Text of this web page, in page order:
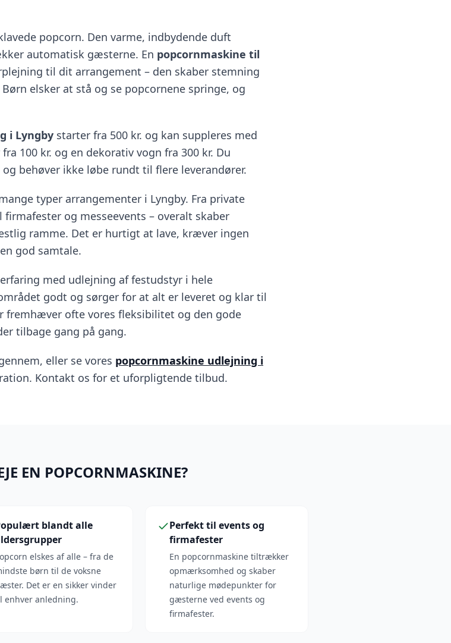
popcorn. Den varme, indbydende duft
automatisk gæsterne. En popcornmaskine til
til dit arrangement – den skaber stemning
elsker at stå og se popcornene springe, og
i Lyngby starter fra 500 kr. og kan suppleres med
100 kr. og en dekorativ vogn fra 300 kr. Du
behøver ikke løbe rundt til flere leverandører.
typer arrangementer i Lyngby. Fra private
og messeevents – overalt skaber
ramme. Det er hurtigt at lave, kræver ingen
god samtale.
med udlejning af festudstyr i hele
godt og sørger for at alt er leveret og klar til
fremhæver ofte vores fleksibilitet og den gode
tilbage gang på gang.
eller se vores popcornmaskine udlejning i
Kontakt os for et uforpligtende tilbud.
EN POPCORNMASKINE?
blandt alle
elskes af alle – fra de
børn til de voksne
Det er en sikker vinder
enhver anledning.
Perfekt til events og
firmafester
En popcornmaskine tiltrækker
opmærksomhed og skaber
naturlige mødepunkter for
gæsterne ved events og
firmafester.